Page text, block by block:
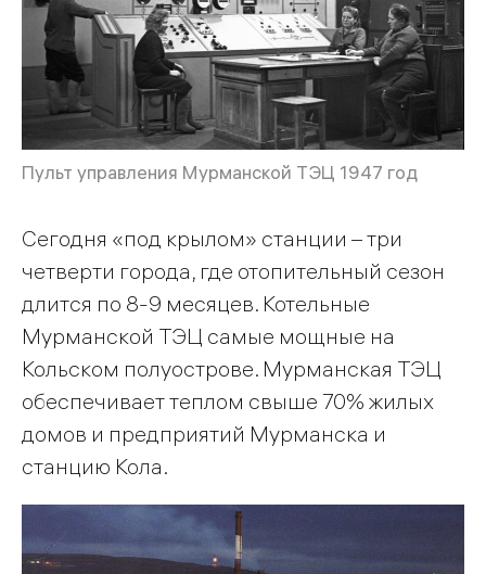
Пульт управления Мурманской ТЭЦ 1947 год
Сегодня «под крылом» станции – три
четверти города, где отопительный сезон
длится по 8-9 месяцев. Котельные
Мурманской ТЭЦ самые мощные на
Кольском полуострове. Мурманская ТЭЦ
обеспечивает теплом свыше 70% жилых
домов и предприятий Мурманска и
станцию Кола.